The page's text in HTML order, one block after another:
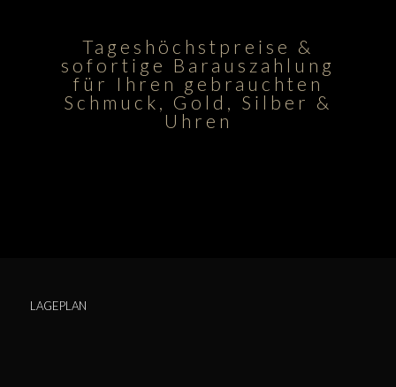
Tageshöchstpreise &
sofortige Barauszahlung
für Ihren gebrauchten
Schmuck, Gold, Silber &
Uhren
LAGEPLAN